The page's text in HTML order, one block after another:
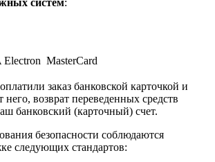
систем:
MasterCard
заказ банковской карточкой и
него, возврат переведенных средств
банковский (карточный) счет.
безопасности соблюдаются
следующих стандартов: